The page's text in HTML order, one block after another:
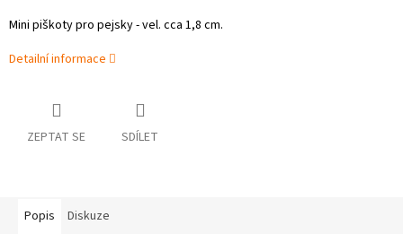
Mini piškoty pro pejsky - vel. cca 1,8 cm.
Detailní informace
ZEPTAT SE SDÍLET
Popis Diskuze